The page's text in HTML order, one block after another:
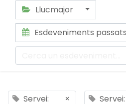
Llucmajor
Esdeveniments passats
Servei:
×
Servei: